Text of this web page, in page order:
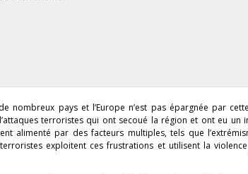
pays et l’Europe n’est pas épargnée par
terroristes qui ont secoué la région et ont eu un
alimenté par des facteurs multiples, tels que
exploitent ces frustrations et utilisent la